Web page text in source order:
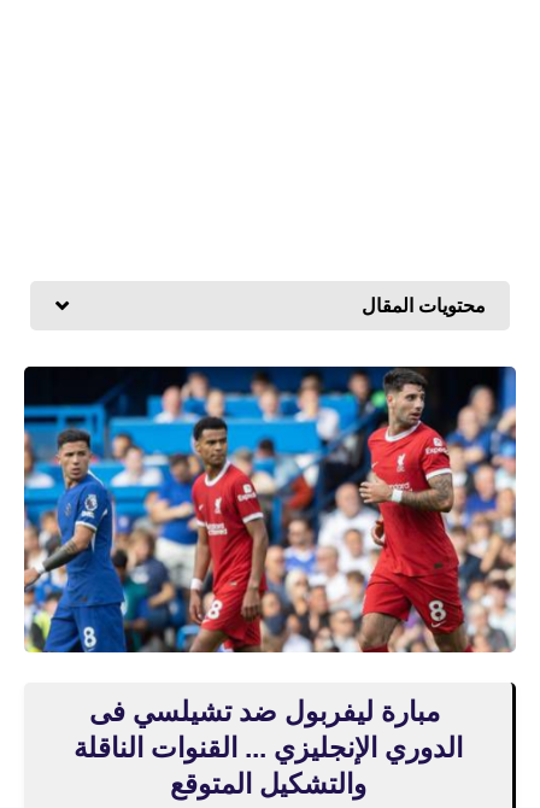
محتويات المقال
مبارة ليفربول ضد تشيلسي فى
الدوري الإنجليزي ... القنوات الناقلة
والتشكيل المتوقع